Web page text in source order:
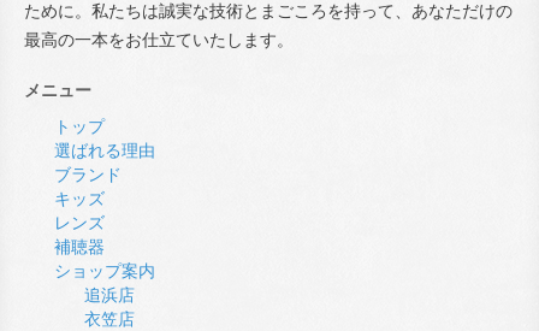
ために。私たちは誠実な技術とまごころを持って、あなただけの
最高の一本をお仕立ていたします。
メニュー
トップ
選ばれる理由
ブランド
キッズ
レンズ
補聴器
ショップ案内
追浜店
衣笠店